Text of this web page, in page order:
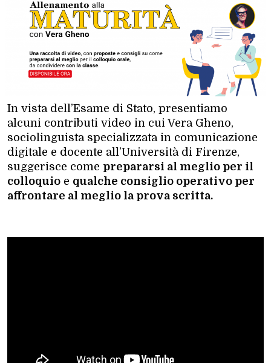
In vista dell’Esame di Stato, presentiamo
alcuni contributi video in cui Vera Gheno,
sociolinguista specializzata in comunicazione
digitale e docente all’Università di Firenze,
suggerisce come prepararsi al meglio per il
colloquio e qualche consiglio operativo per
affrontare al meglio la prova scritta.